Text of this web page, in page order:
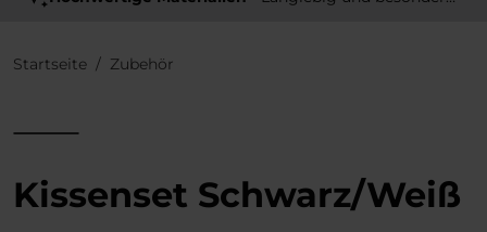
Startseite Zubehör
Kissenset Schwarz/Weiß